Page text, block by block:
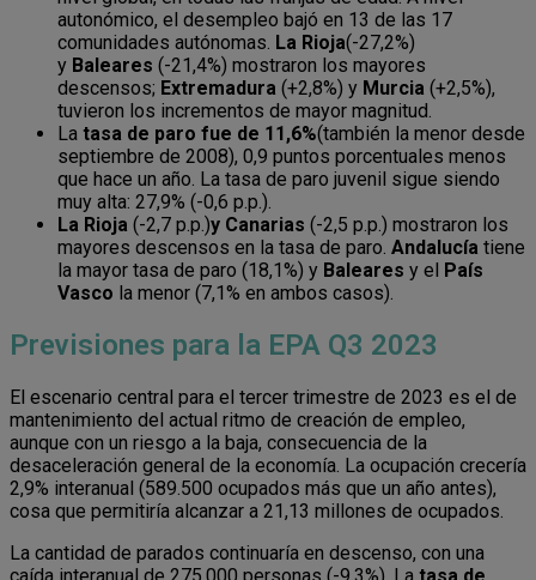
autonómico, el desempleo bajó en 13 de las 17
comunidades autónomas. La Rioja(-27,2%)
y Baleares (-21,4%) mostraron los mayores
descensos; Extremadura (+2,8%) y Murcia (+2,5%),
tuvieron los incrementos de mayor magnitud.
La tasa de paro fue de 11,6%(también la menor desde
septiembre de 2008), 0,9 puntos porcentuales menos
que hace un año. La tasa de paro juvenil sigue siendo
muy alta: 27,9% (-0,6 p.p.).
La Rioja (-2,7 p.p.)y Canarias (-2,5 p.p.) mostraron los
mayores descensos en la tasa de paro. Andalucía tiene
la mayor tasa de paro (18,1%) y Baleares y el País
Vasco la menor (7,1% en ambos casos).
Previsiones para la EPA Q3 2023
El escenario central para el tercer trimestre de 2023 es el de
mantenimiento del actual ritmo de creación de empleo,
aunque con un riesgo a la baja, consecuencia de la
desaceleración general de la economía. La ocupación crecería
2,9% interanual (589.500 ocupados más que un año antes),
cosa que permitiría alcanzar a 21,13 millones de ocupados.
La cantidad de parados continuaría en descenso, con una